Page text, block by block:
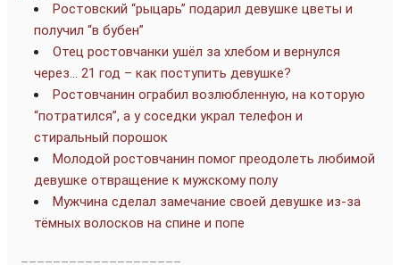
Ростовский “рыцарь” подарил девушке цветы и
получил “в бубен”
Отец ростовчанки ушёл за хлебом и вернулся
через… 21 год – как поступить девушке?
Ростовчанин ограбил возлюбленную, на которую
“потратился”, а у соседки украл телефон и
стиральный порошок
Молодой ростовчанин помог преодолеть любимой
девушке отвращение к мужскому полу
Мужчина сделал замечание своей девушке из-за
тёмных волосков на спине и попе